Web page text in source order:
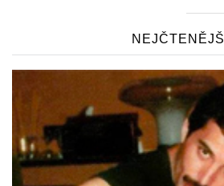
NEJČTENĚJŠÍ